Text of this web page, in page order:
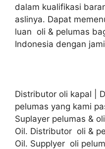
dalam kualifikasi
aslinya. Dapat
luan oli & pelumas
Indonesia dengan
Distributor oli kapal |
pelumas yang kami
Suplayer pelumas &
Oil. Distributor oli &
Oil. Supplyer oli